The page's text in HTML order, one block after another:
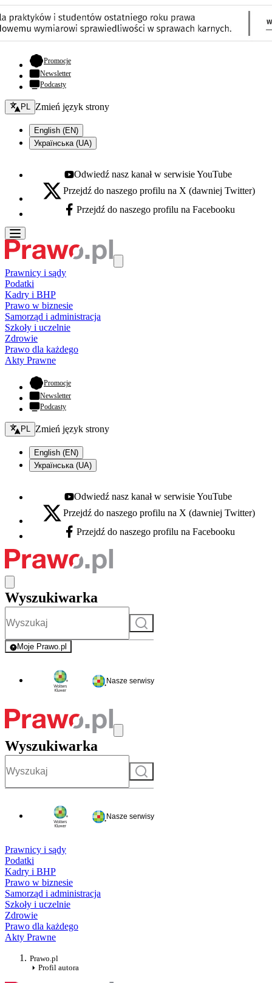
Promocje- otwiera się w nowej karcie
Newsletter
Podcasty
Zmień język - bieżący:
PL Zmień język strony
English (EN)
Українська (UA)
Youtube - otwiera się w nowej karcie
Odwiedź nasz kanał w serwisie YouTube
X - otwiera się w nowej karcie
Przejdź do naszego profilu na X (dawniej Twitter)
Facebook - otwiera się w nowej karcie
Przejdź do naszego profilu na Facebooku
Prawnicy i sądy
Podatki
Kadry i BHP
Prawo w biznesie
Samorząd i administracja
Szkoły i uczelnie
Zdrowie
Prawo dla każdego
Akty Prawne
Promocje- otwiera się w nowej karcie
Newsletter
Podcasty
Zmień język - bieżący:
PL Zmień język strony
English (EN)
Українська (UA)
Youtube - otwiera się w nowej karcie
Odwiedź nasz kanał w serwisie YouTube
X - otwiera się w nowej karcie
Przejdź do naszego profilu na X (dawniej Twitter)
Facebook - otwiera się w nowej karcie
Przejdź do naszego profilu na Facebooku
Wyszukiwarka
Szukaj
Moje Prawo.pl
- rejestracja i logowanie do serwisu
Nasze serwisy
Wyszukiwarka
Szukaj
Nasze serwisy
Prawnicy i sądy
Podatki
Kadry i BHP
Prawo w biznesie
Samorząd i administracja
Szkoły i uczelnie
Zdrowie
Prawo dla każdego
Akty Prawne
Prawo.pl
Profil autora